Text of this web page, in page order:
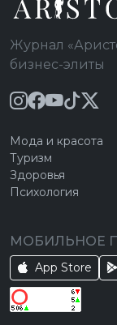
Журнал
бизнес-элиты
Мода и красота
Туризм
Здоровья
Психология
МОБИЛЬНОЕ
App Store